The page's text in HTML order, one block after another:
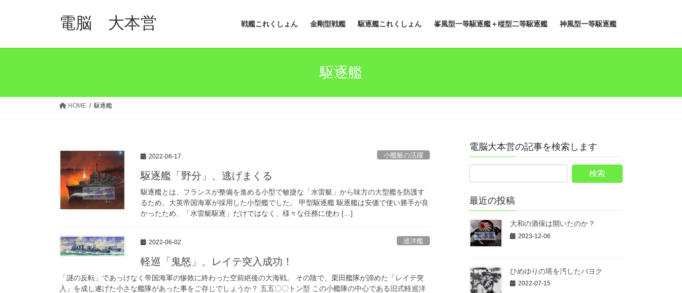
電脳 大本営 戦艦これくしょん 金剛型戦艦 駆逐艦これくしょん 峯風型一等駆逐艦＋樅型二等駆逐艦 神風型一等駆逐艦
駆逐艦
HOME 駆逐艦
2022-06-17 小艦艇の活躍
駆逐艦「野分」、逃げまくる
駆逐艦とは、フランスが整備を進める小型で敏捷な「水雷艇」から味方の大型艦を防護す
るため、大英帝国海軍が採用した小型艦でした。 甲型駆逐艦 駆逐艦は安価で使い勝手が良
かったため、「水雷艇駆逐」だけではなく、様々な任務に使わ […]
2022-06-02 巡洋艦
軽巡「鬼怒」、レイテ突入成功！
「謎の反転」であっけなく帝国海軍の惨敗に終わった空前絶後の大海戦。 その陰で、栗田艦隊が諦めた「レイテ突
入」を成し遂げた小さな艦隊があった事をご存じでしょうか？ 五五〇〇トン型 この小艦隊の中心である旧式軽巡洋
電脳大本営の記事を検索します
最近の投稿
大和の酒保は開いたのか？
2023-12-06
ひめゆりの塔を汚したパヨク
2022-07-15